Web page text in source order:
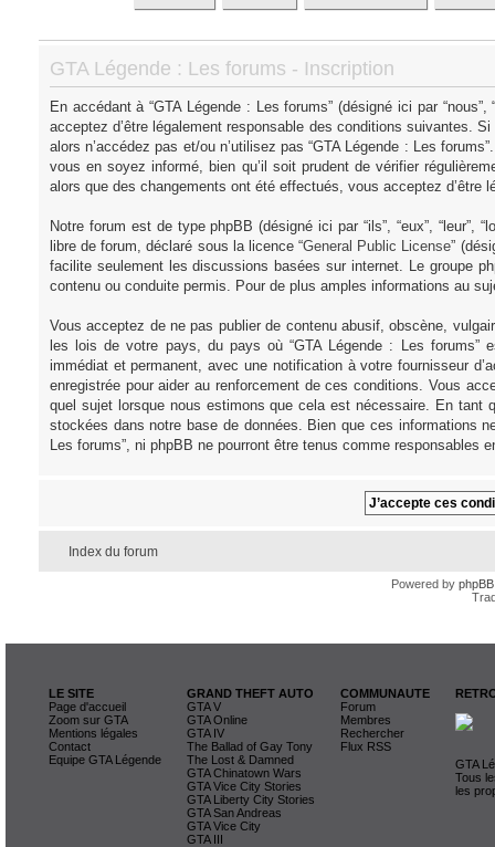
GTA Légende : Les forums - Inscription
En accédant à “GTA Légende : Les forums” (désigné ici par
acceptez d’être légalement responsable des conditions suivantes.
alors n’accédez pas et/ou n’utilisez pas “GTA Légende : Les
vous en soyez informé, bien qu’il soit prudent de vérifier
alors que des changements ont été effectués, vous acceptez
Notre forum est de type phpBB (désigné ici par “ils”, “eux”, “leur”,
libre de forum, déclaré sous la licence “General Public License”
facilite seulement les discussions basées sur internet. Le groupe
contenu ou conduite permis. Pour de plus amples informations au
Vous acceptez de ne pas publier de contenu abusif, obscène,
les lois de votre pays, du pays où “GTA Légende : Les
immédiat et permanent, avec une notification à votre fournisseur
enregistrée pour aider au renforcement de ces conditions. Vous
quel sujet lorsque nous estimons que cela est nécessaire. En tant
stockées dans notre base de données. Bien que ces informations
Les forums”, ni phpBB ne pourront être tenus comme
Index du forum
Powered by phpBB
LE SITE
Page d'accueil
Zoom sur GTA
Mentions légales
Contact
Equipe GTA Légende
GRAND THEFT AUTO
GTA V
GTA Online
GTA IV
The Ballad of Gay Tony
The Lost & Damned
GTA Chinatown Wars
GTA Vice City Stories
GTA Liberty City Stories
GTA San Andreas
GTA Vice City
GTA III
COMMUNAUTE
Forum
Membres
Rechercher
Flux RSS
GTA
Tous
les